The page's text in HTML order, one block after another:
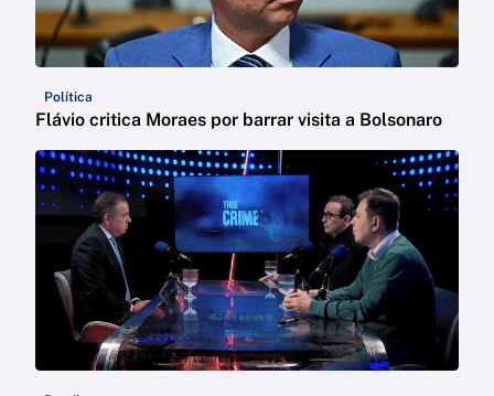
Política
Flávio critica Moraes por barrar visita a Bolsonaro